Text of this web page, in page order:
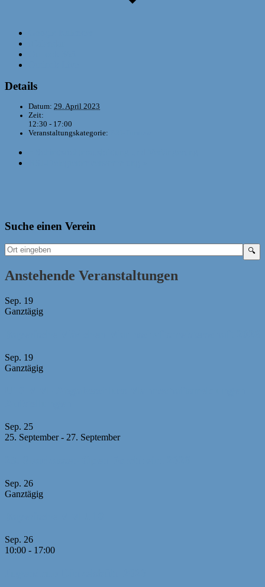
Details
Datum: 29. April 2023
Zeit:
12:30 - 17:00
Veranstaltungskategorie:
Suche einen Verein
Anstehende Veranstaltungen
Sep. 19
Ganztägig
Sep. 19
Ganztägig
Sep. 25
25. September- 27. September
Sep. 26
Ganztägig
Sep. 26
10:00 - 17:00